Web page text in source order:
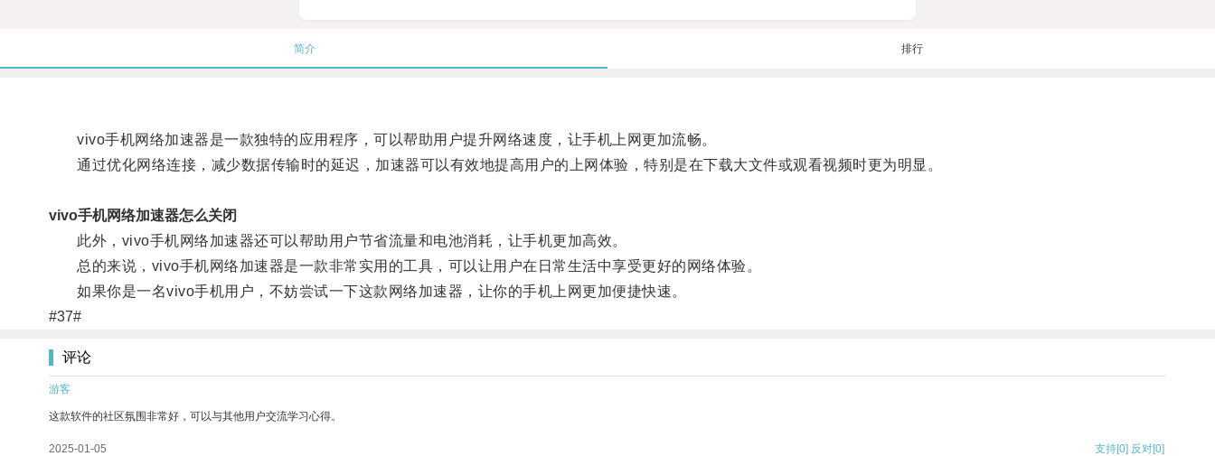
简介 排行
vivo手机网络加速器是一款独特的应用程序，可以帮助用户提升网络速度，让手机上网更加流畅。
通过优化网络连接，减少数据传输时的延迟，加速器可以有效地提高用户的上网体验，特别是在下载大文件或观看视频时更为明显。
vivo手机网络加速器怎么关闭
此外，vivo手机网络加速器还可以帮助用户节省流量和电池消耗，让手机更加高效。
总的来说，vivo手机网络加速器是一款非常实用的工具，可以让用户在日常生活中享受更好的网络体验。
如果你是一名vivo手机用户，不妨尝试一下这款网络加速器，让你的手机上网更加便捷快速。
#37#
评论
游客
这款软件的社区氛围非常好，可以与其他用户交流学习心得。
2025-01-05 支持[0] 反对[0]